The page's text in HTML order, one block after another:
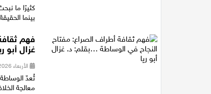
كثيرًا ما
بينما
فهم
غزال أبو
الأربعاء 24/06/2026 19:26
تُعدّ
معالجة